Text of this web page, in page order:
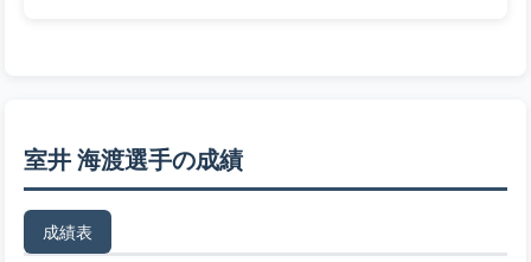
室井 海渡選手の成績
成績表